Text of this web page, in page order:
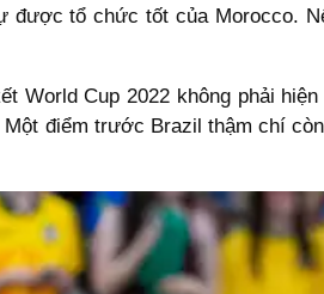
tổ chức tốt của Morocco.
World Cup 2022 không phải
điểm trước Brazil thậm chí